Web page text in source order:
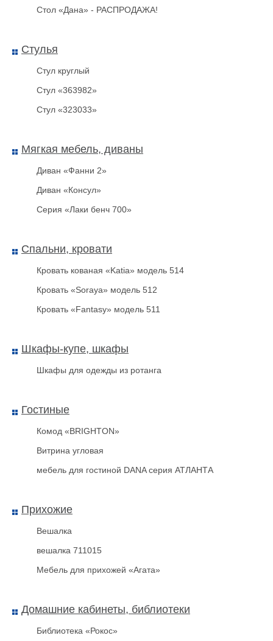
Ключница НКЛС-50 со
стеклянной дверкой
Блокировочный Конус Бк
Наклейка-пломба ТЕРРА 20х100
Стол «Дана» - РАСПРОДАЖА!
Стулья
Стул круглый
Стул «363982»
Стул «323033»
Мягкая мебель, диваны
Диван «Фанни 2»
Диван «Консул»
Серия «Лаки бенч 700»
Спальни, кровати
Кровать кованая «Katia» модель 514
Кровать «Soraya» модель 512
Кровать «Fantasy» модель 511
Шкафы-купе, шкафы
Шкафы для одежды из ротанга
Гостиные
Комод «BRIGHTON»
Витрина угловая
мебель для гостиной DANA серия АТЛАНТА
Прихожие
Вешалка
вешалка 711015
Мебель для прихожей «Агата»
Домашние кабинеты, библиотеки
Библиотека «Рокос»